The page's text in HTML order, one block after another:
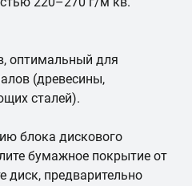
оптимальный для
(древесины,
сталей).
блока дискового
бумажное покрытие от
диск, предварительно